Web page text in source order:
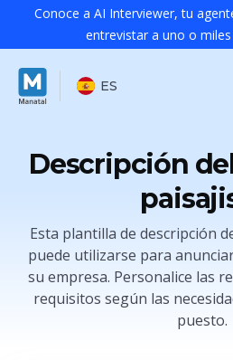
Conoce a AI Interviewer, tu
entrevistar a uno o
ES
Descripción
Esta plantilla de descripción
puede utilizarse para
su empresa. Personalice las
requisitos según las
puesto.